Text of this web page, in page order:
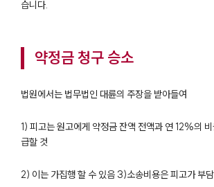
습니다.
약정금 청구 승소
법원에서는 법무법인 대륜의 주장을 받아들여
1) 피고는 원고에게 약정금 잔액 전액과 연 12%의
급할 것
2) 이는 가집행 할 수 있음 3)소송비용은 피고가 부